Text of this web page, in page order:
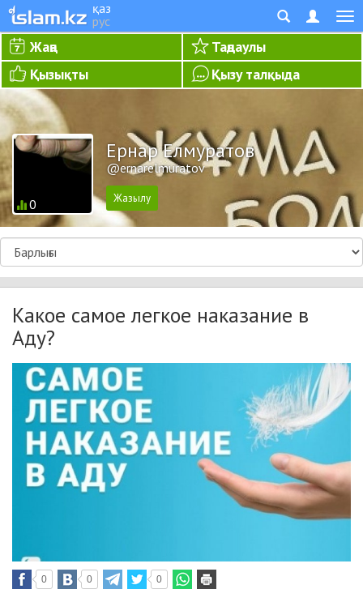
қаз
рус
Жаңа
Таңдаулы
Қызықты
Қызу талқыда
0
Ернар Елмуратов
@ernarelmuratov
Какое самое легкое наказание в
Аду?
0 0 0